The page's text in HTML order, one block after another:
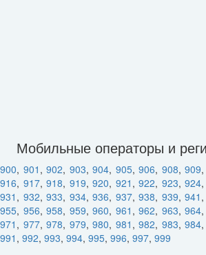
Мобильные операторы и
900, 901 , 902, 903, 904, 905, 906, 908, 909,
916, 917, 918, 919, 920, 921 , 922, 923, 924,
931 , 932, 933, 934, 936, 937, 938, 939, 941 ,
955, 956, 958, 959, 960, 961 , 962, 963, 964,
971 , 977, 978, 979, 980, 981 , 982, 983, 984,
991 , 992, 993, 994, 995, 996, 997, 999